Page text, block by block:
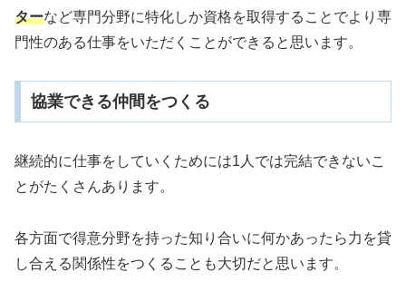
ターなど専門分野に特化しか資格を取得することでより専
門性のある仕事をいただくことができると思います。
協業できる仲間をつくる
継続的に仕事をしていくためには1人では完結できないこ
とがたくさんあります。
各方面で得意分野を持った知り合いに何かあったら力を貸
し合える関係性をつくることも大切だと思います。